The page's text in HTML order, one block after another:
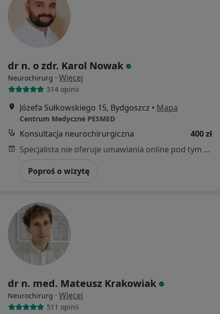
dr n. o zdr. Karol Nowak
Neurochirurg · Więcej
314 opinii
Józefa Sułkowskiego 15, Bydgoszcz • Mapa
Centrum Medyczne PESMED
Konsultacja neurochirurgiczna
400 zł
Specjalista nie oferuje umawiania online pod tym adresem.
Poproś o wizytę
dr n. med. Mateusz Krakowiak
Neurochirurg · Więcej
511 opinii